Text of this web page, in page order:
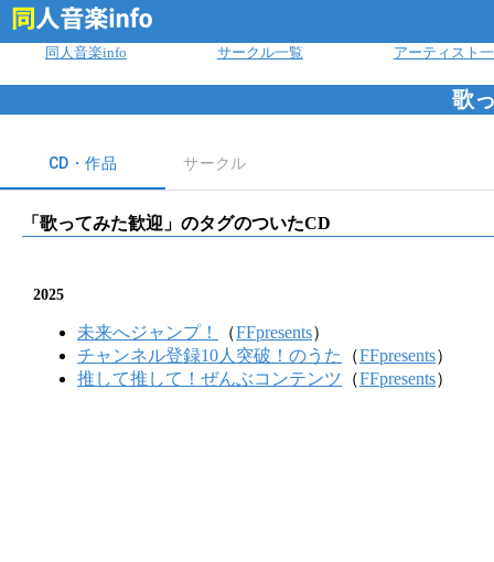
同人音楽info サークル一覧 アーティスト
歌
CD・作品 サークル
「 歌ってみた歓迎 」のタグのついたCD
2025
未来へジャンプ！ （FFpresents）
チャンネル登録10人突破！のうた
（FFpresents）
推して推して！ぜんぶコンテンツ （FFpresents）